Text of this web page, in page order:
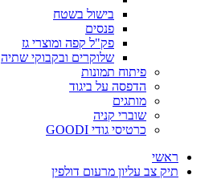
בישול בשטח
פנסים
פק"ל קפה ומוצרי גז
שלוקרים ובקבוקי שתיה
פיתוח תמונות
הדפסה על ביגוד
מותגים
שוברי קניה
כרטיסי גודי GOODI
ראשי
תיק צב עליון מרעום דולפין